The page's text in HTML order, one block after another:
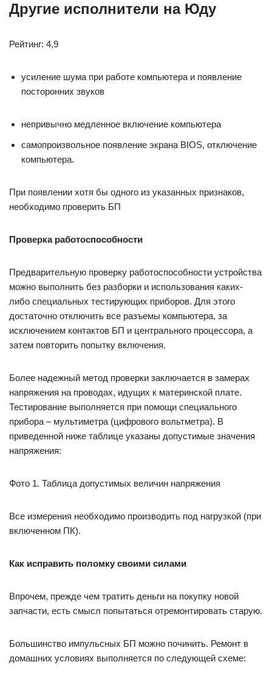
Другие исполнители на Юду
Рейтинг: 4,9
усиление шума при работе компьютера и появление
посторонних звуков
непривычно медленное включение компьютера
самопроизвольное появление экрана BIOS, отключение
компьютера.
При появлении хотя бы одного из указанных признаков,
необходимо проверить БП
Проверка работоспособности
Предварительную проверку работоспособности устройства
можно выполнить без разборки и использования каких-
либо специальных тестирующих приборов. Для этого
достаточно отключить все разъемы компьютера, за
исключением контактов БП и центрального процессора, а
затем повторить попытку включения.
Более надежный метод проверки заключается в замерах
напряжения на проводах, идущих к материнской плате.
Тестирование выполняется при помощи специального
прибора – мультиметра (цифрового вольтметра). В
приведенной ниже таблице указаны допустимые значения
напряжения:
Фото 1. Таблица допустимых величин напряжения
Все измерения необходимо производить под нагрузкой (при
включенном ПК).
Как исправить поломку своими силами
Впрочем, прежде чем тратить деньги на покупку новой
запчасти, есть смысл попытаться отремонтировать старую.
Большинство импульсных БП можно починить. Ремонт в
домашних условиях выполняется по следующей схеме: